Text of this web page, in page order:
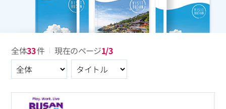
全体33件 現在のページ1/3
全体
区分選択